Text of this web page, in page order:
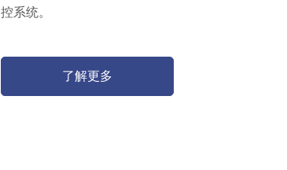
控系统。
了解更多